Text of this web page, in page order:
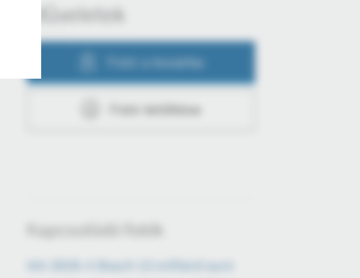
Műveletek
Fotó a kosárba
Fotó letöltése
Kapcsolódó fotók
IAA 2019: A Bosch 13 milliárd euró